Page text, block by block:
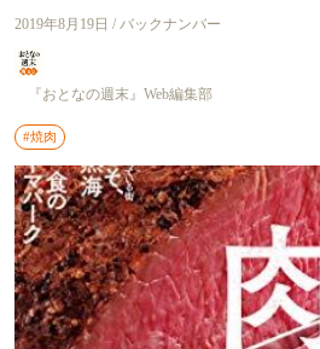
2019年8月19日 / バックナンバー
『おとなの週末』Web編集部
#焼肉